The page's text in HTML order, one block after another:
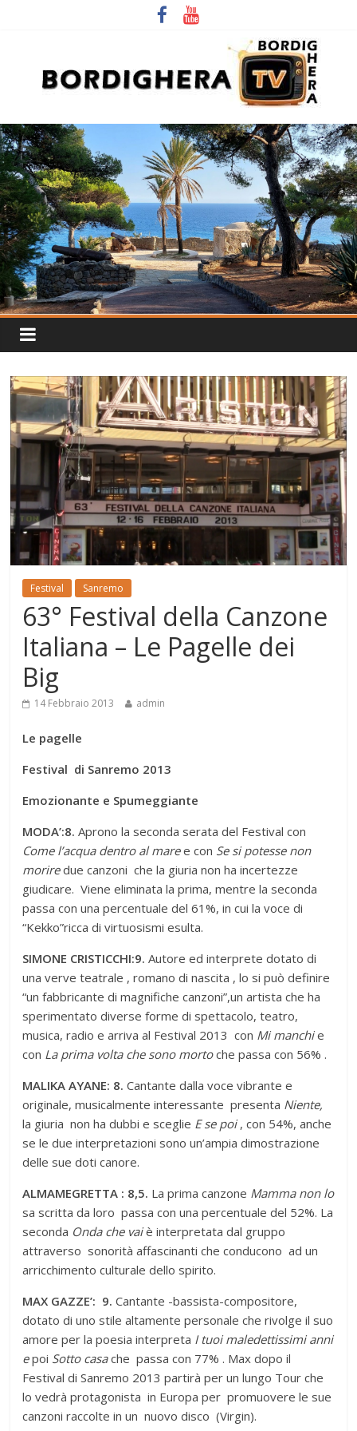
Festival Sanremo
63° Festival della Canzone
Italiana – Le Pagelle dei
Big
14 Febbraio 2013 admin
Le pagelle
Festival di Sanremo 2013
Emozionante e Spumeggiante
MODA’:8.Aprono la seconda serata del Festival con
Come l’acqua dentro al maree con Se si potesse non
moriredue canzoni che la giuria non ha incertezze
giudicare. Viene eliminata la prima, mentre la seconda
passa con una percentuale del 61%, in cui la voce di
“Kekko”ricca di virtuosismi esulta.
SIMONE CRISTICCHI:9.Autore ed interprete dotato di
una verve teatrale , romano di nascita , lo si può definire
“un fabbricante di magnifiche canzoni”,un artista che ha
sperimentato diverse forme di spettacolo, teatro,
musica, radio e arriva al Festival 2013 con Mi manchi e
con La prima volta che sono mortoche passa con 56% .
MALIKA AYANE: 8.Cantante dalla voce vibrante e
originale, musicalmente interessante presenta Niente,
la giuria non ha dubbi e sceglie E se poi, con 54%, anche
se le due interpretazioni sono un’ampia dimostrazione
delle sue doti canore.
ALMAMEGRETTA : 8,5. La prima canzone Mamma non lo
sa scritta da loro passa con una percentuale del 52%. La
seconda Onda che vaiè interpretata dal gruppo
attraverso sonorità affascinanti che conducono ad un
arricchimento culturale dello spirito.
MAX GAZZE’: 9.Cantante -bassista-compositore,
dotato di uno stile altamente personale che rivolge il suo
amore per la poesia interpreta I tuoi maledettissimi anni
epoi Sotto casache passa con 77% . Max dopo il
Festival di Sanremo 2013 partirà per un lungo Tour che
lo vedrà protagonista in Europa per promuovere le sue
canzoni raccolte in un nuovo disco (Virgin).